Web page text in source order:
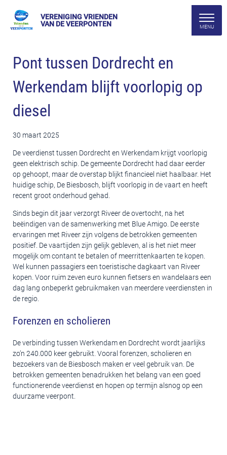
VERENIGING VRIENDEN
VAN DE VEERPONTEN
Pont tussen Dordrecht en
Werkendam blijft voorlopig op
diesel
30 maart 2025
De veerdienst tussen Dordrecht en Werkendam krijgt voorlopig
geen elektrisch schip. De gemeente Dordrecht had daar eerder
op gehoopt, maar de overstap blijkt financieel niet haalbaar. Het
huidige schip, De Biesbosch, blijft voorlopig in de vaart en heeft
recent groot onderhoud gehad.
Sinds begin dit jaar verzorgt Riveer de overtocht, na het
beëindigen van de samenwerking met Blue Amigo. De eerste
ervaringen met Riveer zijn volgens de betrokken gemeenten
positief. De vaartijden zijn gelijk gebleven, al is het niet meer
mogelijk om contant te betalen of meerrittenkaarten te kopen.
Wel kunnen passagiers een toeristische dagkaart van Riveer
kopen. Voor ruim zeven euro kunnen fietsers en wandelaars een
dag lang onbeperkt gebruikmaken van meerdere veerdiensten in
de regio.
Forenzen en scholieren
De verbinding tussen Werkendam en Dordrecht wordt jaarlijks
zo’n 240.000 keer gebruikt. Vooral forenzen, scholieren en
bezoekers van de Biesbosch maken er veel gebruik van. De
betrokken gemeenten benadrukken het belang van een goed
functionerende veerdienst en hopen op termijn alsnog op een
duurzame veerpont.